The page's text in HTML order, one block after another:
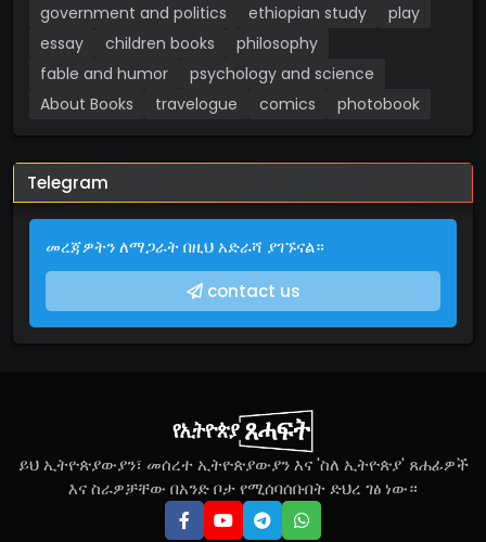
government and politics
ethiopian study
play
essay
children books
philosophy
fable and humor
psychology and science
About Books
travelogue comics photobook
Telegram
መረጃዎትን ለማጋራት በዚህ አድራሻ ያገኙናል።
contact us
ይህ ኢትዮጵያውያን፣ መሰረተ ኢትዮጵያውያን እና 'ስለ ኢትዮጵያ' ጸሐፊዎች
እና ስራዎቻቸው በአንድ ቦታ የሚሰባሰቡበት ድህረ ገፅ ነው።